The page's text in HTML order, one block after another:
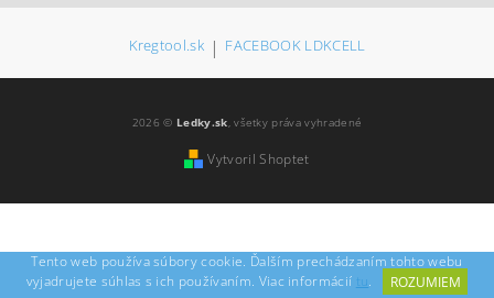
Kregtool.sk | FACEBOOK LDKCELL
2026 © Ledky.sk, všetky práva vyhradené
Vytvoril Shoptet
Tento web používa súbory cookie. Ďalším prechádzaním tohto webu
vyjadrujete súhlas s ich používaním. Viac informácií tu. ROZUMIEM